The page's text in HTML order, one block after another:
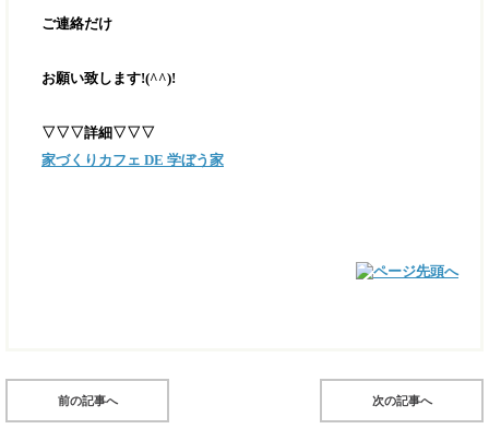
ご連絡だけ
お願い致します!(^^)!
▽▽▽詳細▽▽▽
家づくりカフェ DE 学ぼう家
前の記事へ 次の記事へ